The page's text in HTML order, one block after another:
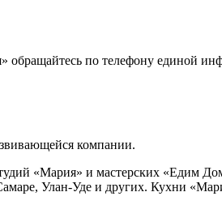
обращайтесь по телефону единой
компании.
«Мария» и мастерских «Едим
Улан-Уде и других. Кухни